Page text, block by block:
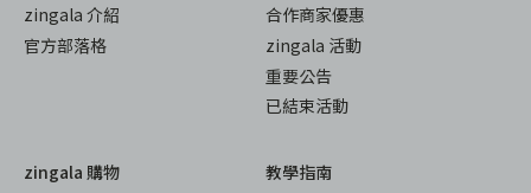
zingala 介紹
官方部落格
合作商家優惠
zingala 活動
重要公告
已結束活動
zingala 購物
教學指南